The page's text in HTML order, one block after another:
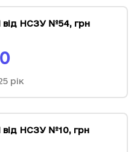
НСЗУ №54, грн
0
рік
НСЗУ №10, грн